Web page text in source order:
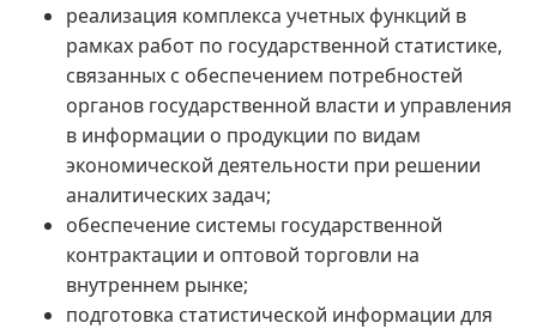
реализация комплекса учетных функций в
рамках работ по государственной статистике,
связанных с обеспечением потребностей
органов государственной власти и управления
в информации о продукции по видам
экономической деятельности при решении
аналитических задач;
обеспечение системы государственной
контрактации и оптовой торговли на
внутреннем рынке;
подготовка статистической информации для